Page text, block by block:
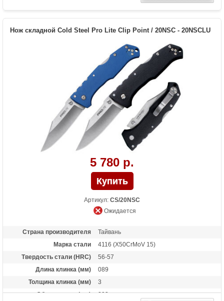
Вес (гр)
173
Нож складной Cold Steel Pro Lite Clip Point / 20NSC - 20NSCLU
5 780 р.
Артикул: CS/20NSC
Ожидается
Страна производителя
Тайвань
Марка стали
4116 (X50CrMoV 15)
Твердость стали (HRC)
56-57
Длина клинка (мм)
089
Толщина клинка (мм)
3
Общая длина (мм)
203